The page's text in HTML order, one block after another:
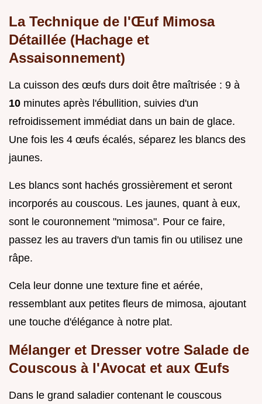
La Technique de l'Œuf Mimosa
Détaillée (Hachage et
Assaisonnement)
La cuisson des œufs durs doit être maîtrisée : 9 à
10 minutes après l'ébullition, suivies d'un
refroidissement immédiat dans un bain de glace.
Une fois les 4 œufs écalés, séparez les blancs des
jaunes.
Les blancs sont hachés grossièrement et seront
incorporés au couscous. Les jaunes, quant à eux,
sont le couronnement "mimosa". Pour ce faire,
passez les au travers d'un tamis fin ou utilisez une
râpe.
Cela leur donne une texture fine et aérée,
ressemblant aux petites fleurs de mimosa, ajoutant
une touche d'élégance à notre plat.
Mélanger et Dresser votre Salade de
Couscous à l'Avocat et aux Œufs
Dans le grand saladier contenant le couscous